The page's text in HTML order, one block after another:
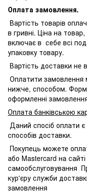
Оплата замовлення.
Вартість товарів
в гривні. Ціна на
включає в себе всі
упаковку товару.
Вартість доставки не
Оплатити замовлення
нижче, способом.
оформленні
Оплата банківською
Даний спосіб оплати
способів доставки.
Покупець можете
або Mastercard на
самообслуговування
кур'єру служби
замовлення